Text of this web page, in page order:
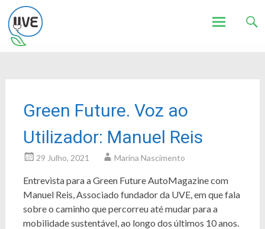
Green Future. Voz ao
Utilizador: Manuel Reis
29 Julho, 2021 Marina Nascimento
Entrevista para a Green Future AutoMagazine com
Manuel Reis, Associado fundador da UVE, em que fala
sobre o caminho que percorreu até mudar para a
mobilidade sustentável, ao longo dos últimos 10 anos.